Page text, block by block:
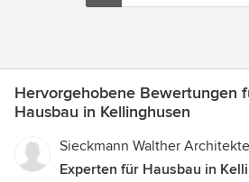
Hervorgehobene Bewertungen
Hausbau in Kellinghusen
Sieckmann Walther
Experten für Hausbau in